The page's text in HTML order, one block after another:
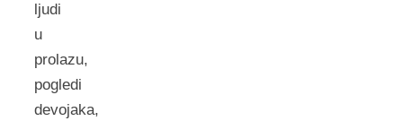
ljudi
u
prolazu,
pogledi
devojaka,